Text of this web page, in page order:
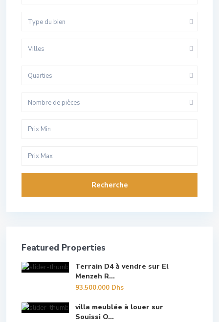
Type du bien
Villes
Quarties
Nombre de pièces
Recherche
Featured Properties
Terrain D4 à vendre sur El
Menzeh R...
93.500.000 Dhs
villa meublée à louer sur
Souissi O...